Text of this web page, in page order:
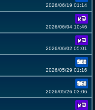
2026/06/19 01:14
2026/06/04 10:46
2026/06/02 05:01
2026/05/29 01:16
2026/05/26 03:06